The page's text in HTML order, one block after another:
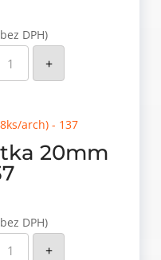
DPH)
krytka
20mm
arch)
množství
+
20mm
DPH)
krytka +